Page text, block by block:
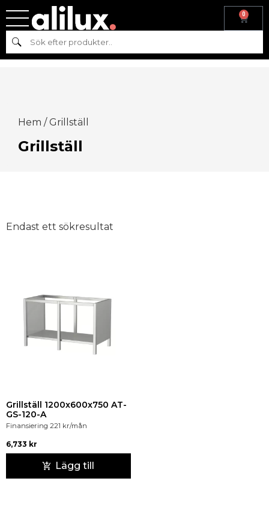
0
Sök
Hem / Grillställ
Grillställ
Endast ett sökresultat
Grillställ 1200x600x750 AT-
GS-120-A
Finansiering 221 kr/mån
6,733 kr
Lägg till